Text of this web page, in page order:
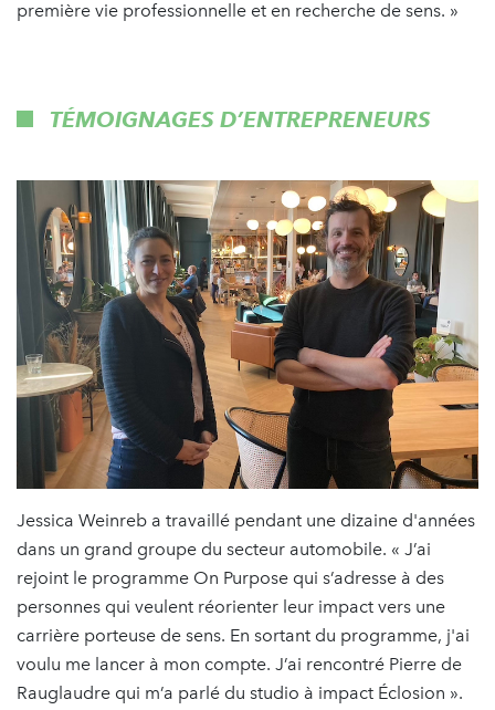
première vie professionnelle et en recherche de sens. »
TÉMOIGNAGES D’ENTREPRENEURS
Jessica Weinreb a travaillé pendant une dizaine d'années
dans un grand groupe du secteur automobile. « J’ai
rejoint le programme On Purpose qui s’adresse à des
personnes qui veulent réorienter leur impact vers une
carrière porteuse de sens. En sortant du programme, j'ai
voulu me lancer à mon compte. J’ai rencontré Pierre de
Rauglaudre qui m’a parlé du studio à impact Éclosion ».